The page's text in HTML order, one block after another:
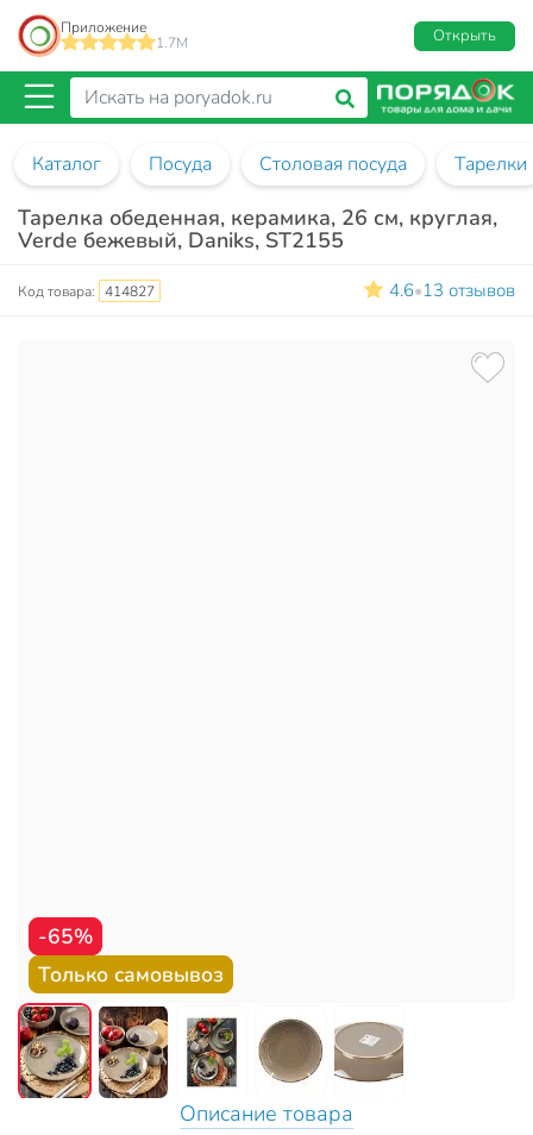
Приложение
1.7M
Открыть
Каталог Посуда Столовая посуда Тарелки
Тарелка обеденная, керамика, 26 см, круглая,
Verde бежевый, Daniks, ST2155
Код товара: 414827 4.6•13 отзывов
-65%
Только самовывоз
Описание товара